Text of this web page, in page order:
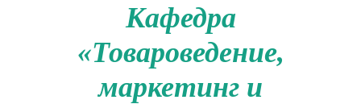
Кафедра
«Товароведение,
маркетинг и